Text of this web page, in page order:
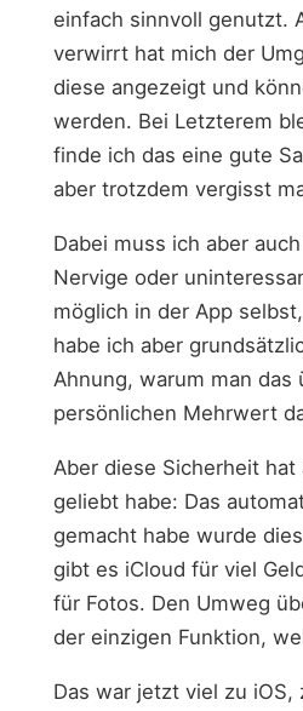
einfach sinnvoll genutzt.
verwirrt hat mich der
diese angezeigt und
werden. Bei Letzterem
finde ich das eine gute
aber trotzdem vergisst
Dabei muss ich aber
Nervige oder
möglich in der App
habe ich aber
Ahnung, warum man
persönlichen Mehrwert
Aber diese Sicherheit
geliebt habe: Das
gemacht habe wurde
gibt es iCloud für viel
für Fotos. Den Umweg
der einzigen Funktion,
Das war jetzt viel zu